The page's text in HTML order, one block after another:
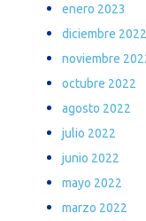
enero 2023
diciembre 2022
noviembre
octubre 2022
agosto 2022
julio 2022
junio 2022
mayo 2022
marzo 2022